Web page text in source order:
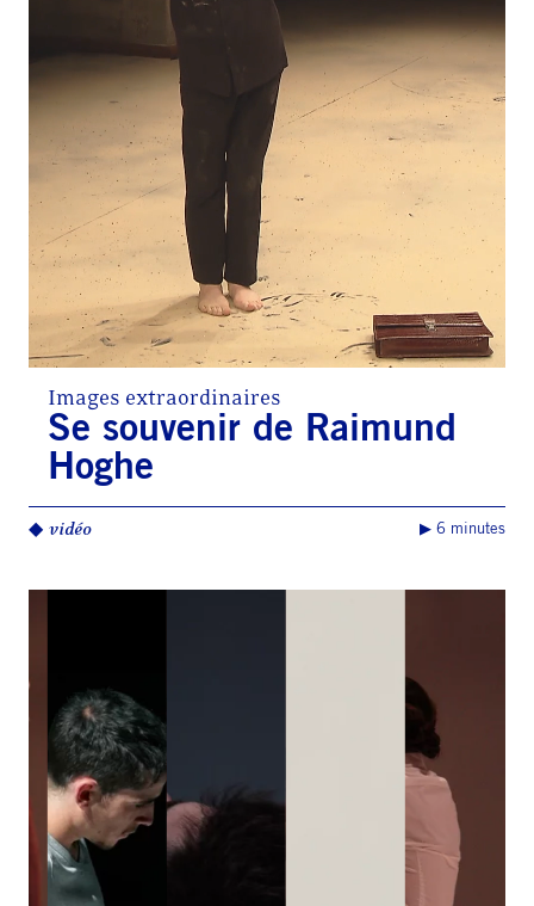
Images extraordinaires
Se souvenir de Raimund
Hoghe
◆ vidéo ▶︎ 6 minutes